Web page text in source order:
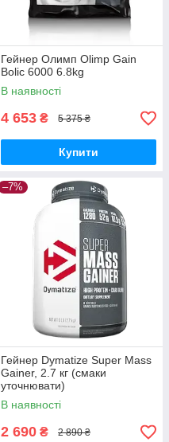
Гейнер Олимп Olimp Gain
Bolic 6000 6.8kg
В наявності
4 653 ₴ 5 375 ₴
Купити
–7%
Гейнер Dymatize Super Mass
Gainer, 2.7 кг (смаки
уточнювати)
В наявності
2 690 ₴ 2 890 ₴